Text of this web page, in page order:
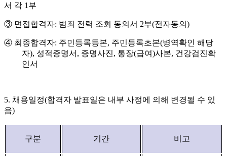
서 각 1 부
③ 면접합격자: 범죄 전력 조회 동의서 2부(전자동의 )
④ 최종합격자: 주민등록등본, 주민등록초본(병역확인 해당
자), 성적증명서 , 증명사진, 통장(급여)사본, 건강검진확
인서
5. 채용일정(합격자 발표일은 내부 사정에 의해 변경될 수 있
음)
구분 기간 비고